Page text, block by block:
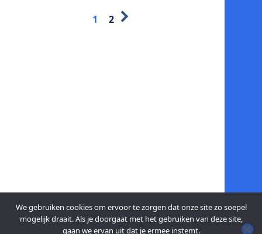
1 2
We gebruiken cookies om ervoor te zorgen dat onze site zo soepel
mogelijk draait. Als je doorgaat met het gebruiken van deze site,
gaan we ervan uit dat je ermee instemt.